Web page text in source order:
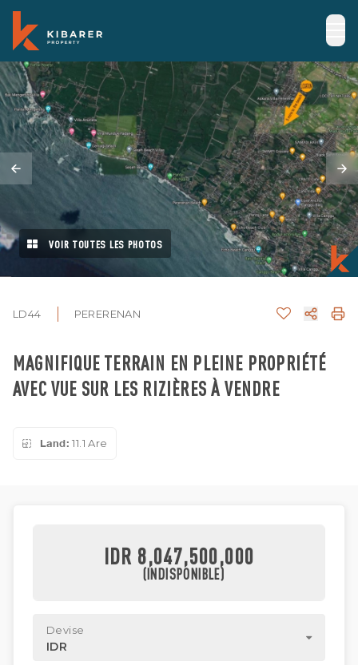
VOIR TOUTES LES PHOTOS
LD44 PERERENAN
MAGNIFIQUE TERRAIN EN PLEINE PROPRIÉTÉ
AVEC VUE SUR LES RIZIÈRES À VENDRE
Land: 11.1 Are
IDR 8,047,500,000
(INDISPONIBLE)
Devise
IDR